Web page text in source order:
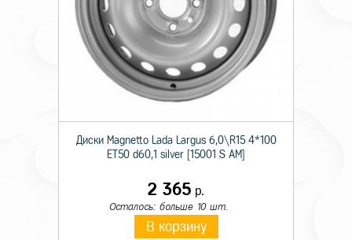
Диски Magnetto Lada Largus 6,0\R15 4*100
ET50 d60,1 silver [15001 S AM]
2 365 р.
Осталось: больше 10 шт.
В корзину